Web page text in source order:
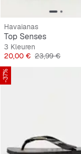
Havaianas
Top Senses
3 Kleuren
Prijs
20,00 € Originele Prijs
23,99 €
-37%